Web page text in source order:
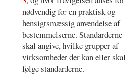
nødvendig for en praktisk og
hensigtsmæssig anvendelse af
bestemmelserne. Standarderne
skal angive, hvilke grupper af
virksomheder der kan eller skal
følge standarderne.